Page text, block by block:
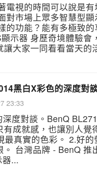
電視的時間可以說是
對市場上眾多智慧型
的功能？能有多極致
示器 身歷奇境體驗
讓大家一同看看當天的
黑白X彩色的深度對
23:33
深度對談。BenQ
有成就感，也讓別人
最真實的色彩。 2.好
台灣品牌 - BenQ
...